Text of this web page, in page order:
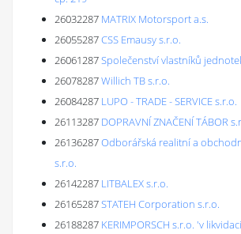
26032287 MATRIX Motorsport a.s.
26055287CSS Emausy s.r.o.
26061287Společenství vlastníků
26078287Willich TB s.r.o.
26084287 LUPO - TRADE - SERVICE s.r.o.
26113287 DOPRAVNÍ ZNAČENÍ TÁBOR
26136287Odborářská realitní a
s.r.o.
26142287 LITBALEX s.r.o.
26165287STATEH Corporation s.r.o.
26188287 KERIMPORSCH s.r.o. 'v